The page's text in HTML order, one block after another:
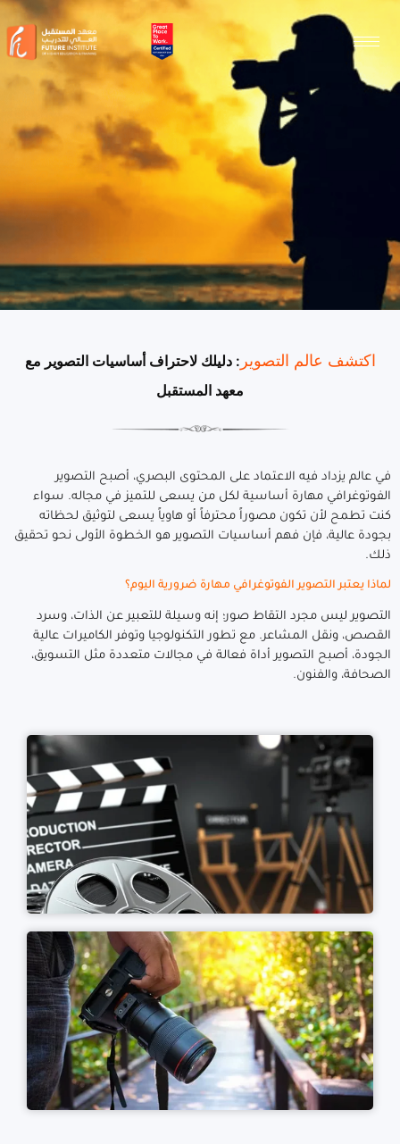
اكتشف عالم التصوير : دليلك لاحتراف أساسيات التصوير مع
معهد المستقبل
في عالم يزداد فيه الاعتماد على المحتوى البصري، أصبح التصوير
الفوتوغرافي مهارة أساسية لكل من يسعى للتميز في مجاله. سواء
كنت تطمح لأن تكون مصوراً محترفاً أو هاوياً يسعى لتوثيق لحظاته
بجودة عالية، فإن فهم أساسيات التصوير هو الخطوة الأولى نحو تحقيق
ذلك.
لماذا يعتبر التصوير الفوتوغرافي مهارة ضرورية اليوم؟
التصوير ليس مجرد التقاط صور؛ إنه وسيلة للتعبير عن الذات، وسرد
القصص، ونقل المشاعر. مع تطور التكنولوجيا وتوفر الكاميرات عالية
الجودة، أصبح التصوير أداة فعالة في مجالات متعددة مثل التسويق،
الصحافة، والفنون.